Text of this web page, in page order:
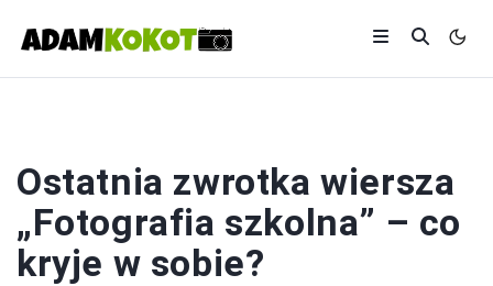
Ostatnia zwrotka wiersza
„Fotografia szkolna” – co
kryje w sobie?